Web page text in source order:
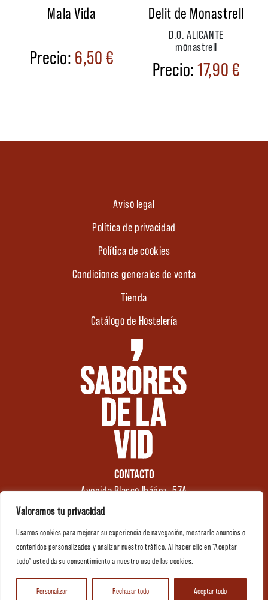
Valoramos tu privacidad
Usamos cookies para mejorar su experiencia de navegación, mostrarle anuncios o
contenidos personalizados y analizar nuestro tráfico. Al hacer clic en “Aceptar
todo” usted da su consentimiento a nuestro uso de las cookies.
Personalizar Rechazar todo Aceptar todo
Mala Vida
6,50€
Delit de Monastrell
D.O. ALICANTE
monastrell
17,90€
Aviso legal
Política de privacidad
Política de cookies
Condiciones generales de venta
Tienda
Catálogo de Hostelería
CONTACTO
Avenida Blasco Ibáñez, 57A
Tel.: +34 961 176 174
info@saboresdelavid.com
0
Contactar